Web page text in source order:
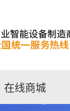
在线商城